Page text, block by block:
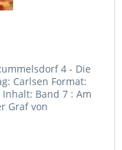
4 - Die
Carlsen Format:
Band 7 : Am
Graf von